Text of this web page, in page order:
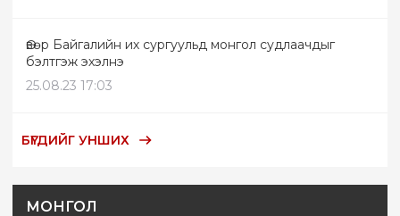
Өвөр Байгалийн их сургуульд монгол судлаачдыг
бэлтгэж эхэлнэ
25.08.23 17:03
БҮГДИЙГ УНШИХ
МОНГОЛ